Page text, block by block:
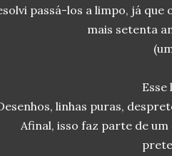
passá-los a limpo, já
mais setenta
linhas puras,
Afinal, isso faz parte de